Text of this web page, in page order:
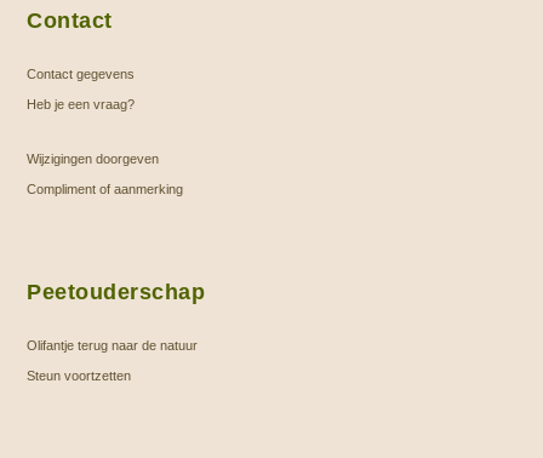
Contact
Contact gegevens
Heb je een vraag?
Wijzigingen doorgeven
Compliment of aanmerking
Peetouderschap
Olifantje terug naar de natuur
Steun voortzetten